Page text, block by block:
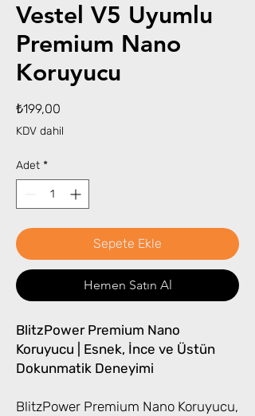
Vestel V5 Uyumlu
Premium Nano
Koruyucu
₺199,00
KDV dahil
Adet *
Sepete Ekle
Hemen Satın Al
BlitzPower Premium Nano
Koruyucu | Esnek, İnce ve Üstün
Dokunmatik Deneyimi
BlitzPower Premium Nano Koruyucu,